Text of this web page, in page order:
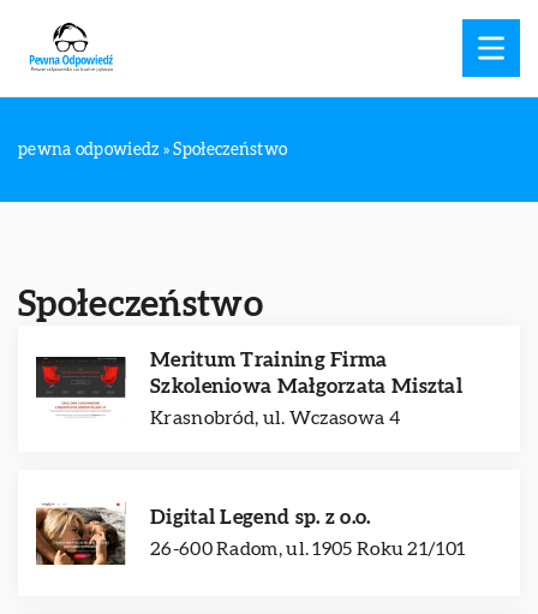
pewna odpowiedz »Społeczeństwo
Społeczeństwo
Meritum Training Firma
Szkoleniowa Małgorzata Misztal
Krasnobród, ul. Wczasowa 4
Digital Legend sp. z o.o.
26-600 Radom, ul. 1905 Roku 21/101